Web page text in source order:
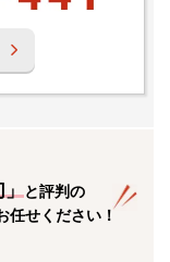
」と評判の
任せください！